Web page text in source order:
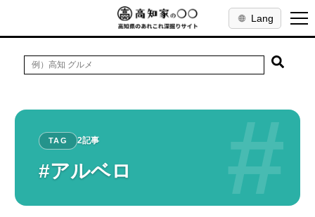
Lang
#
TAG 2記事
#アルベロ